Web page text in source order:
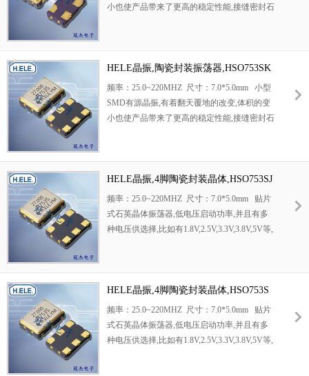
HSX211S水晶振动
小也使产品带来了更高的稳定性能,接缝密封石
HELE晶振,陶瓷封装振荡器,HSO753SK
晶振
频率：25.0~220MHZ 尺寸：7.0*5.0mm 小型
SMD有源晶振,有着翻天覆地的改变,体积的变
小也使产品带来了更高的稳定性能,接缝密封石
HELE晶振,4脚陶瓷封装晶体,HSO753SJ
晶振
频率：25.0~220MHZ 尺寸：7.0*5.0mm 贴片
式石英晶体振荡器,低电压启动功率,并且有多
种电压供选择,比如有1.8V,2.5V,3.3V,3.8V,5V等,
Express的SDH / SONET发射基站等领域.符合
RoHS/无铅.
HELE晶振,4脚陶瓷封装晶体,HSO753S
晶振
频率：25.0~220MHZ 尺寸：7.0*5.0mm 贴片
式石英晶体振荡器,低电压启动功率,并且有多
种电压供选择,比如有1.8V,2.5V,3.3V,3.8V,5V等,